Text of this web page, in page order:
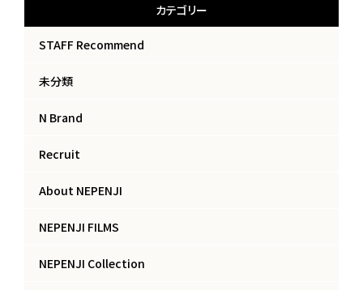
カテゴリー
STAFF Recommend
未分類
N Brand
Recruit
About NEPENJI
NEPENJI FILMS
NEPENJI Collection